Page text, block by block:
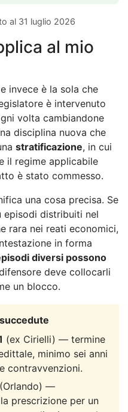
al 31 luglio 2026
al mio
invece è la sola che
è intervenuto
volta cambiandone
disciplina nuova che
stratificazione, in cui
il regime applicabile
è stato commesso.
una cosa precisa. Se
episodi distribuiti nel
nei reati economici,
in forma
diversi possono
deve collocarli
un blocco.
(ex Cirielli) — termine
minimo sei anni
contravvenzioni.
(Orlando) —
prescrizione per un